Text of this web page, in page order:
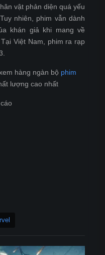
vật phản diện quá yếu
nhiên, phim vẫn dành
khán giả khi mang về
Việt Nam, phim ra rạp
hàng ngàn bộ phim
lượng cao nhất